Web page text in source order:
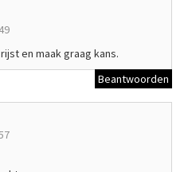
en maak graag kans.
Beantwoorden